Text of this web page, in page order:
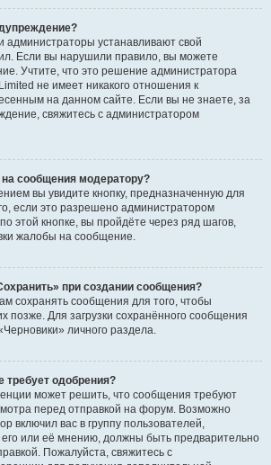
администраторы устанавливают свой
Если вы нарушили правило, вы можете
Учтите, что это решение администратора
не имеет никакого отношения к
на данном сайте. Если вы не знаете, за
свяжитесь с администратором
сообщения модератору?
вы увидите кнопку, предназначенную для
если это разрешено администратором
этой кнопке, вы пройдёте через ряд шагов,
жалобы на сообщение.
при создании сообщения?
сохранять сообщения для того, чтобы
позже. Для загрузки сохранённого сообщения
личного раздела.
одобрения?
может решить, что сообщения требуют
перед отправкой на форум. Возможно
включил вас в группу пользователей,
или её мнению, должны быть предварительно
Пожалуйста, свяжитесь с